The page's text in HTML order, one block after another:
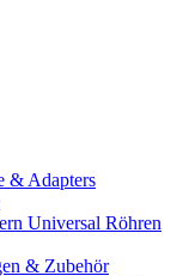
& Adapters
Universal Röhren
& Zubehör